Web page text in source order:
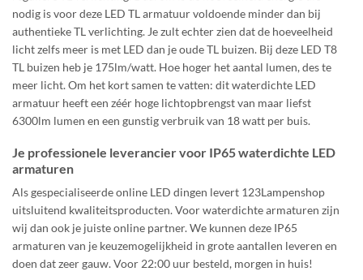
nodig is voor deze LED TL armatuur voldoende minder dan bij
authentieke TL verlichting. Je zult echter zien dat de hoeveelheid
licht zelfs meer is met LED dan je oude TL buizen. Bij deze LED T8
TL buizen heb je 175lm/watt. Hoe hoger het aantal lumen, des te
meer licht. Om het kort samen te vatten: dit waterdichte LED
armatuur heeft een zéér hoge lichtopbrengst van maar liefst
6300lm lumen en een gunstig verbruik van 18 watt per buis.
Je professionele leverancier voor IP65 waterdichte LED
armaturen
Als gespecialiseerde online LED dingen levert 123Lampenshop
uitsluitend kwaliteitsproducten. Voor waterdichte armaturen zijn
wij dan ook je juiste online partner. We kunnen deze IP65
armaturen van je keuzemogelijkheid in grote aantallen leveren en
doen dat zeer gauw. Voor 22:00 uur besteld, morgen in huis!